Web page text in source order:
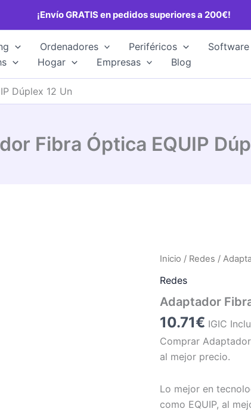
¡Envío GRATIS en pedidos superiores a 200€!
Ordenadores Periféricos Software
Hogar Empresas Blog
Dúplex 12 Un
Fibra Óptica EQUIP
Inicio / Redes /
Redes
Adaptador
10.71€ IGIC
Comprar
al mejor precio.
Lo mejor en
como EQUIP, al